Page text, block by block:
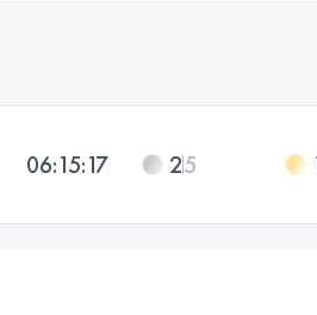
06:15:17 25